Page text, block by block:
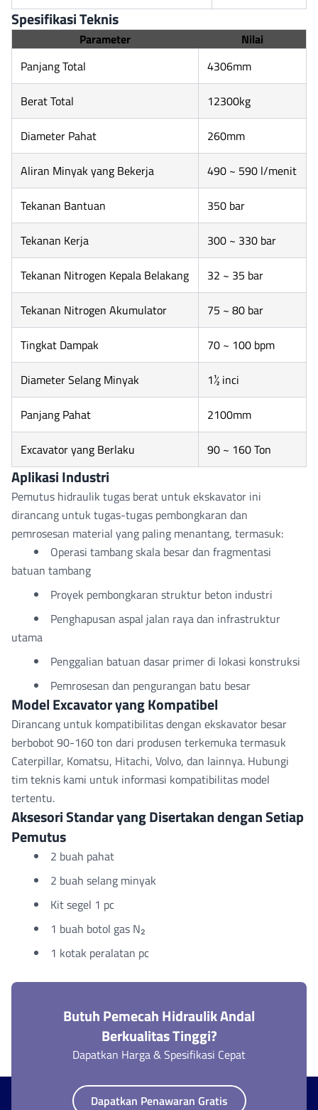
Spesifikasi Teknis
Parameter
Nilai
Panjang Total
4306mm
Berat Total 12300kg
Diameter Pahat 260mm
Aliran Minyak yang Bekerja 490 ~ 590 l/menit
Tekanan Bantuan 350 bar
Tekanan Kerja 300 ~ 330 bar
Tekanan Nitrogen Kepala Belakang 32 ~ 35 bar
Tekanan Nitrogen Akumulator 75 ~ 80 bar
Tingkat Dampak 70 ~ 100 bpm
Diameter Selang Minyak 1½ inci
Panjang Pahat 2100mm
Excavator yang Berlaku 90 ~ 160 Ton
Aplikasi Industri
Pemutus hidraulik tugas berat untuk ekskavator ini
dirancang untuk tugas-tugas pembongkaran dan
pemrosesan material yang paling menantang, termasuk:
Operasi tambang skala besar dan fragmentasi
batuan tambang
Proyek pembongkaran struktur beton industri
Penghapusan aspal jalan raya dan infrastruktur
utama
Penggalian batuan dasar primer di lokasi konstruksi
Pemrosesan dan pengurangan batu besar
Model Excavator yang Kompatibel
Dirancang untuk kompatibilitas dengan ekskavator besar
berbobot 90-160 ton dari produsen terkemuka termasuk
Caterpillar, Komatsu, Hitachi, Volvo, dan lainnya. Hubungi
tim teknis kami untuk informasi kompatibilitas model
tertentu.
Aksesori Standar yang Disertakan dengan Setiap
Pemutus
2 buah pahat
2 buah selang minyak
Kit segel 1 pc
1 buah botol gas N₂
1 kotak peralatan pc
Butuh Pemecah Hidraulik Andal
Berkualitas Tinggi?
Dapatkan Harga & Spesifikasi Cepat
Dapatkan Penawaran Gratis